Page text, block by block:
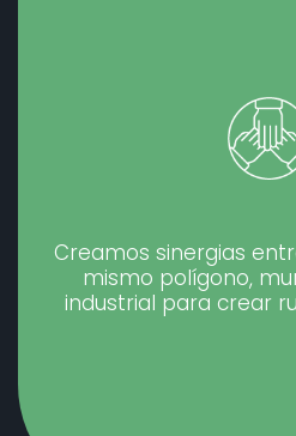
Creamos sinergias
mismo polígono,
industrial para crear